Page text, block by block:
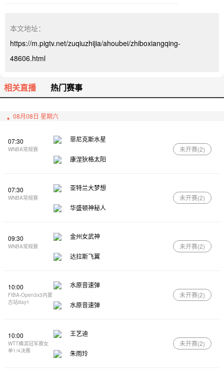
本文地址：
https://m.pigtv.net/zuqiuzhijia/ahoubei/zhiboxiangqing-
48606.html
相关直播 热门赛事
08月08日 星期六
07:30
WNBA常规赛
菲尼克斯水星
康涅狄格太阳
未开赛(2)
07:30
WNBA常规赛
亚特兰大梦想
华盛顿神秘人
未开赛(2)
09:30
WNBA常规赛
金州女武神
达拉斯飞翼
未开赛(2)
10:00
FIBA-Open3x3内蒙
古站day1
水原音速弹
水原音速弹
未开赛(2)
10:00
WTT横滨冠军赛女
单1/4决赛
王艺迪
朱雨玲
未开赛(2)